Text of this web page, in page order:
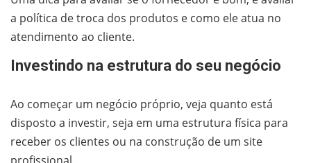
a política de troca dos produtos e como ele atua no
atendimento ao cliente.
Investindo na estrutura do seu negócio
Ao começar um negócio próprio, veja quanto está
disposto a investir, seja em uma estrutura física para
receber os clientes ou na construção de um site